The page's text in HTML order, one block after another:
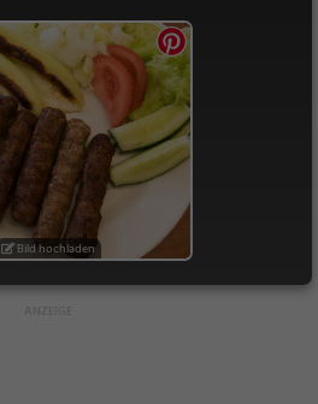
Bild hochladen